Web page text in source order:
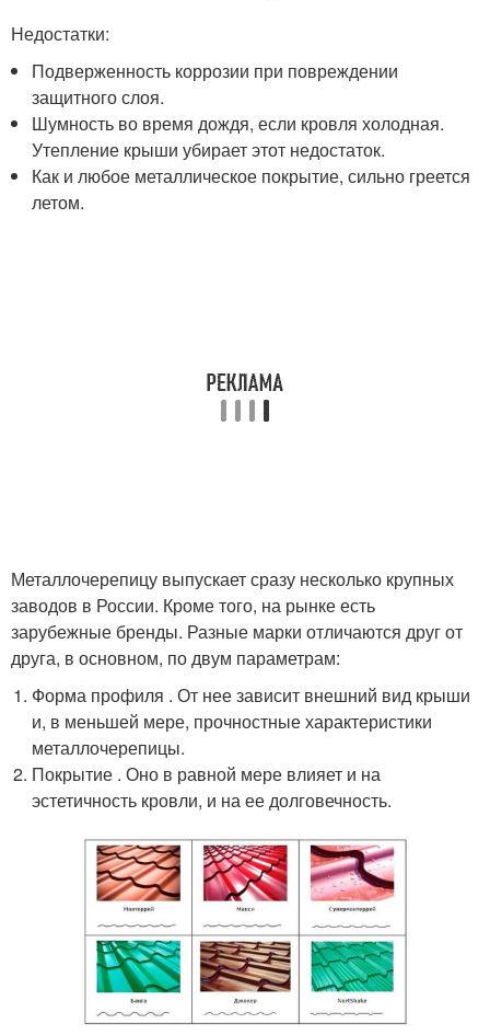
Недостатки:
Подверженность коррозии при повреждении
защитного слоя.
Шумность во время дождя, если кровля холодная.
Утепление крыши убирает этот недостаток.
Как и любое металлическое покрытие, сильно греется
летом.
Металлочерепицу выпускает сразу несколько крупных
заводов в России. Кроме того, на рынке есть
зарубежные бренды. Разные марки отличаются друг от
друга, в основном, по двум параметрам:
Форма профиля . От нее зависит внешний вид крыши
и, в меньшей мере, прочностные характеристики
металлочерепицы.
Покрытие . Оно в равной мере влияет и на
эстетичность кровли, и на ее долговечность.